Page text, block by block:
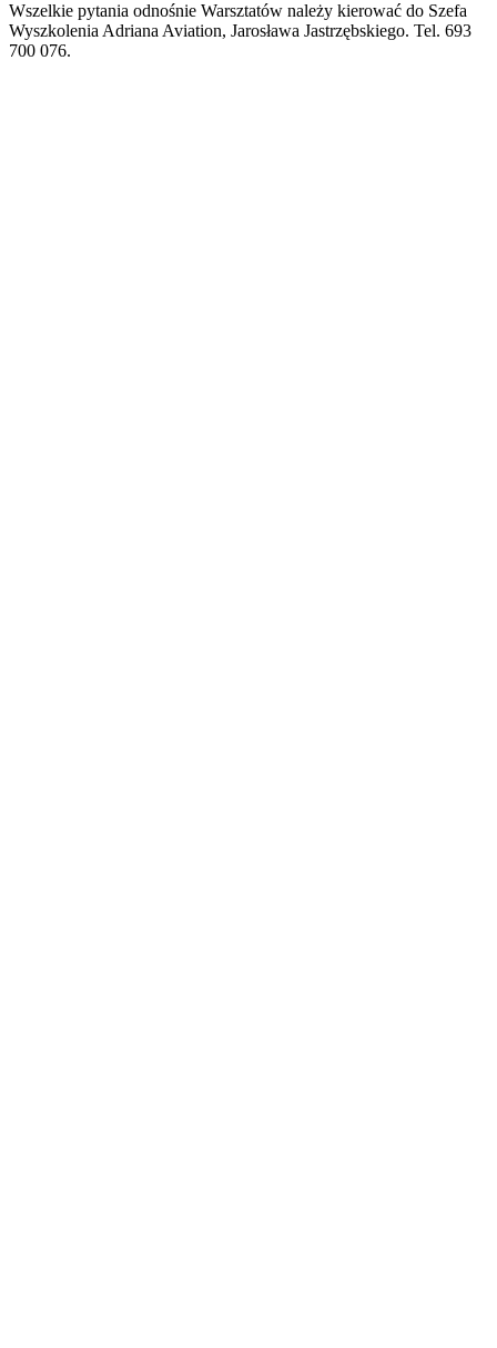
Wszelkie pytania odnośnie Warsztatów należy kierować do Szefa
Wyszkolenia Adriana Aviation, Jarosława Jastrzębskiego. Tel. 693
700 076.